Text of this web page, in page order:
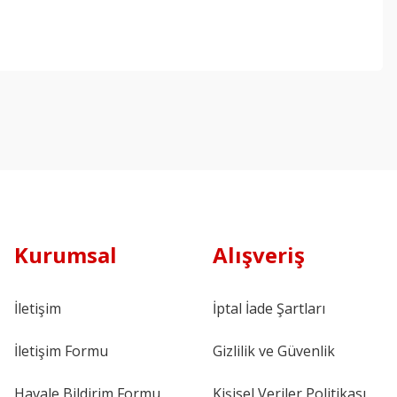
Kurumsal
İletişim
İletişim Formu
Alışveriş
İptal İade Şartları
Gizlilik ve Güvenlik